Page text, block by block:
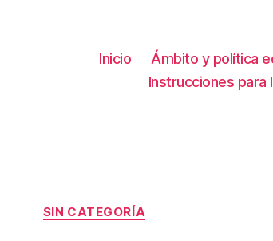
Inicio
Ámbito y política
Instrucciones para
Categorías
SIN CATEGORÍA